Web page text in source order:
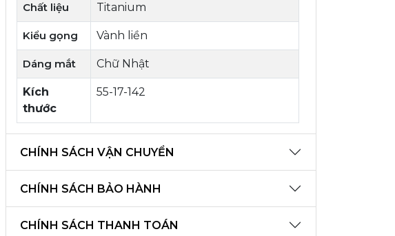
Chất liệu Titanium
Kiểu gọng Vành liền
Dáng mắt Chữ Nhật
Kích
thước
55-17-142
CHÍNH SÁCH VẬN CHUYỂN
CHÍNH SÁCH BẢO HÀNH
CHÍNH SÁCH THANH TOÁN